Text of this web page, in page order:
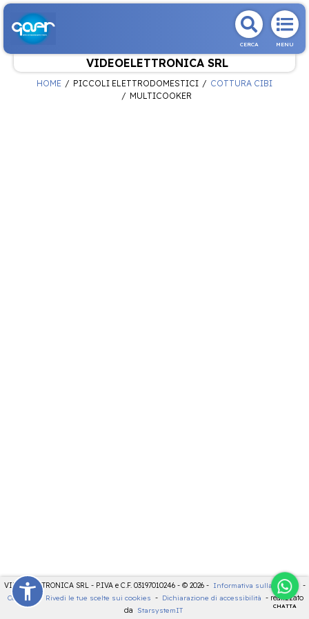
CERCA MENU
VIDEOELETTRONICA SRL
CHATTA
HOME PICCOLI ELETTRODOMESTICI
COTTURA CIBI
MULTICOOKER
VIDEOELETTRONICA SRL - P.IVA e C.F. 03197010246 - © 2026 - Informativa sulla privacy -
Cookies
- Rivedi le tue scelte sui cookies - Dichiarazione di accessibilità - realizzato
da
StarsystemIT